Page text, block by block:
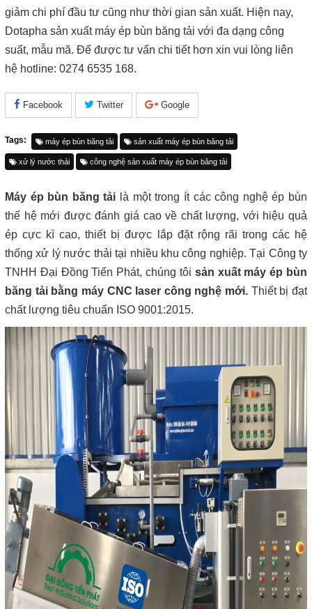
giảm chi phí đầu tư cũng như thời gian sản xuất. Hiện nay,
Dotapha sản xuất máy ép bùn băng tải với đa dạng công
suất, mẫu mã. Để được tư vấn chi tiết hơn xin vui lòng liên
hệ hotline: 0274 6535 168.
Facebook Twitter Google
Tags: máy ép bùn băng tải sản xuất máy ép bùn băng tải
xử lý nước thải công nghệ sản xuất máy ép bùn băng tải
Máy ép bùn băng tải là một trong ít các công nghệ ép bùn
thế hệ mới được đánh giá cao về chất lượng, với hiệu quả
ép cực kì cao, thiết bị được lắp đặt rộng rãi trong các hệ
thống xử lý nước thải tại nhiều khu công nghiệp. Tại Công ty
TNHH Đại Đồng Tiến Phát, chúng tôi sản xuất máyép bùn
băng tải bằng máy CNC laser công nghệ mới. Thiết bị đạt
chất lượng tiêu chuẩn ISO 9001:2015.